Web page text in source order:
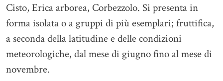
Cisto, Erica arborea, Corbezzolo. Si presenta in
forma isolata o a gruppi di più esemplari; fruttifica,
a seconda della latitudine e delle condizioni
meteorologiche, dal mese di giugno fino al mese di
novembre.